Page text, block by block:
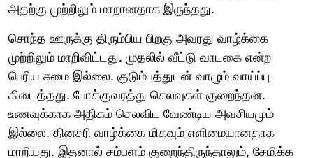
அதற்கு முற்றிலும் மாறானதாக இருந்தது.
சொந்த ஊருக்கு திரும்பிய பிறகு அவரது வாழ்க்கை
முற்றிலும் மாறிவிட்டது. முதலில் வீட்டு வாடகை என்ற
பெரிய சுமை இல்லை. குடும்பத்துடன் வாழும் வாய்ப்பு
கிடைத்தது. போக்குவரத்து செலவுகள் குறைந்தன.
உணவுக்காக அதிகம் செலவிட வேண்டிய அவசியமும்
இல்லை. தினசரி வாழ்க்கை மிகவும் எளிமையானதாக
மாறியது. இதனால் சம்பளம் குறைந்திருந்தாலும், சேமிக்க